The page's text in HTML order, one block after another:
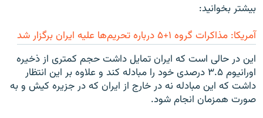
بیشتر بخوانید:
آمريکا: مذاکرات گروه ۱+۵ درباره تحریم‌ها علیه ايران برگزار شد
اين در حالی است که ايران تمايل داشت حجم کمتری از ذخيره
اورانيوم ۳.۵ درصدی خود را مبادله کند و علاوه بر اين انتظار
داشت که اين مبادله نه در خارج از ايران که در جزيره کيش و به
صورت همزمان انجام شود.